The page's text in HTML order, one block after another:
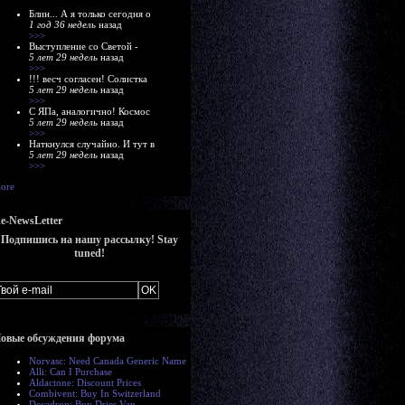
Блин... А я только сегодня о
1 год 36 недель назад
>>>
Выступление со Светой -
5 лет 29 недель назад
>>>
!!! весч согласен! Солистка
5 лет 29 недель назад
>>>
С ЯПа, аналогично! Космос
5 лет 29 недель назад
>>>
Наткнулся случайно. И тут в
5 лет 29 недель назад
>>>
NewsLetter
Подпишись на нашу рассылку! Stay
tuned!
обсуждения форума
Norvasc: Need Canada Generic Name
Alli: Can I Purchase
Aldactone: Discount Prices
Combivent: Buy In Switzerland